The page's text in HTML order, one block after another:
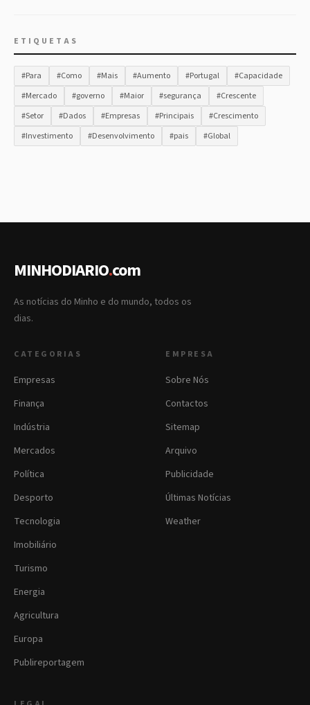
ETIQUETAS
#Para #Como #Mais #Aumento #Portugal
#Capacidade
#Mercado
#governo #Maior #segurança
#Crescente
#Setor
#Dados #Empresas #Principais
#Crescimento
#Investimento
#Desenvolvimento #pais #Global
MINHODIARIO.com
As notícias do Minho e do mundo, todos os
dias.
CATEGORIAS
Empresas
Finança
Indústria
Mercados
Política
Desporto
Tecnologia
Imobiliário
Turismo
Energia
Agricultura
Europa
Publireportagem
EMPRESA
Sobre Nós
Contactos
Sitemap
Arquivo
Publicidade
Últimas Notícias
Weather